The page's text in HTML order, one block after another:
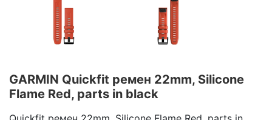
GARMIN Quickfit ремен 22mm, Silicone
Flame Red, parts in black